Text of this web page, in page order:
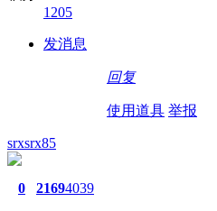
1205
发消息
回复
使用道具 举报
srxsrx85
0 21694039